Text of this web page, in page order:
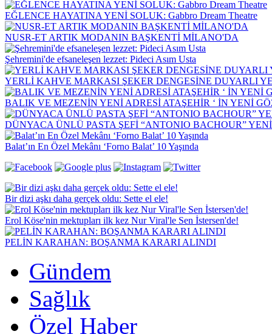
EĞLENCE HAYATINA YENİ SOLUK: Gabbro Dream Theatre
NUSR-ET ARTIK MODANIN BAŞKENTİ MİLANO'DA
Şehremini'de efsaneleşen lezzet: Pideci Asım Usta
YERLİ KAHVE MARKASI ŞEKER DENGESİNE DUYARLI
BALIK VE MEZENİN YENİ ADRESİ ATAŞEHİR ‘ İN YENİ
DÜNYACA ÜNLÜ PASTA ŞEFİ “ANTONIO BACHOUR”
Balat’ın En Özel Mekânı ‘Forno Balat’ 10 Yaşında
Bir dizi aşkı daha gerçek oldu: Sette el ele!
Erol Köse'nin mektupları ilk kez Nur Viral'le Sen İstersen'de!
PELİN KARAHAN: BOŞANMA KARARI ALINDI
Gündem
Sağlık
Özel Haber